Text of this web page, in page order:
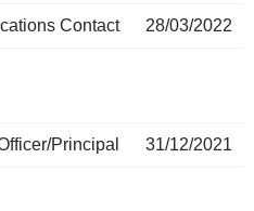
Contact 28/03/2022
Principal 31/12/2021